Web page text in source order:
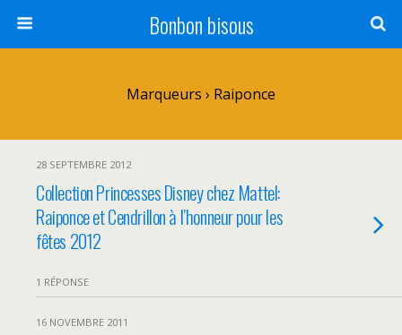
Bonbon bisous
Marqueurs › Raiponce
28 SEPTEMBRE 2012
Collection Princesses Disney chez Mattel:
Raiponce et Cendrillon à l’honneur pour les
fêtes 2012
1 RÉPONSE
16 NOVEMBRE 2011